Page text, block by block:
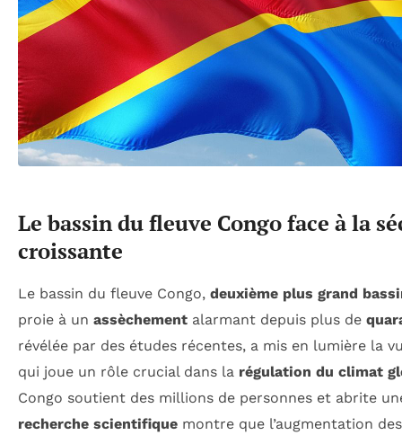
Le bassin du fleuve Congo face à la
croissante
Le bassin du fleuve Congo, deuxième plus grand
proie à un assèchement alarmant depuis plus de
révélée par des études récentes, a mis en lumière la
qui joue un rôle crucial dans la régulation du climat
Congo soutient des millions de personnes et abrite
recherche scientifique montre que l’augmentation